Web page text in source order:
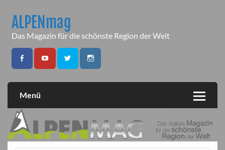
contentALPENmag
Das Magazin für die schönste Region der Welt
Menü